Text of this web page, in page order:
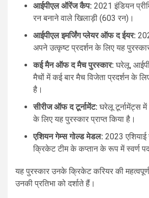
आईपीएल ऑरेंज कैप: 2021 इंडियन
रन बनाने वाले खिलाड़ी (603 रन)।
आईपीएल इमर्जिंग प्लेयर ऑफ द ईयर:
अपने उत्कृष्ट प्रदर्शन के लिए यह
कई मैन ऑफ द मैच पुरस्कार: घरेलू,
मैचों में कई बार मैच विजेता प्रदर्शन के
है।
सीरीज ऑफ द टूर्नामेंट: घरेलू टूर्नामेंट्स में
के लिए यह पुरस्कार प्राप्त किया है।
एशियन गेम्स गोल्ड मेडल: 2023
क्रिकेट टीम के कप्तान के रूप में स्वर्ण
यह पुरस्कार उनके क्रिकेट करियर की
उनकी प्रतिभा को दर्शाते हैं।